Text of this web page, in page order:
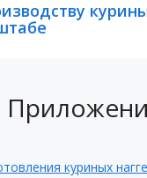
куриных